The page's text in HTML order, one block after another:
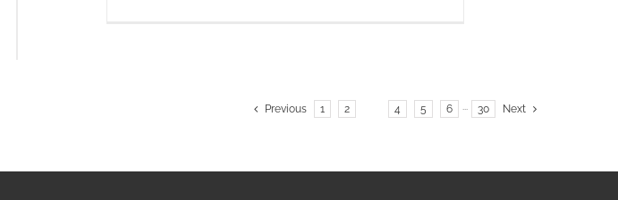
Previous 1 2 4 5 6 ··· 30 Next